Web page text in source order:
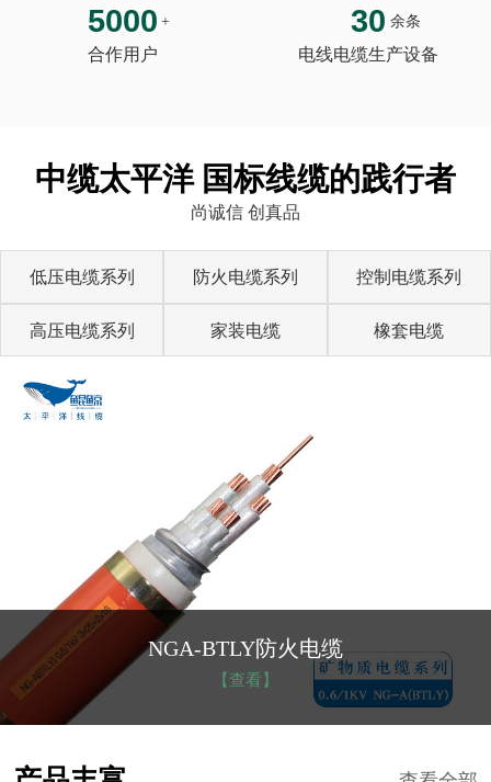
5000 +
合作用户
30 余条
电线电缆生产设备
中缆太平洋 国标线缆的践行者
尚诚信 创真品
低压电缆系列 防火电缆系列 控制电缆系列
高压电缆系列 家装电缆 橡套电缆
NGA-BTLY防火电缆
【查看】